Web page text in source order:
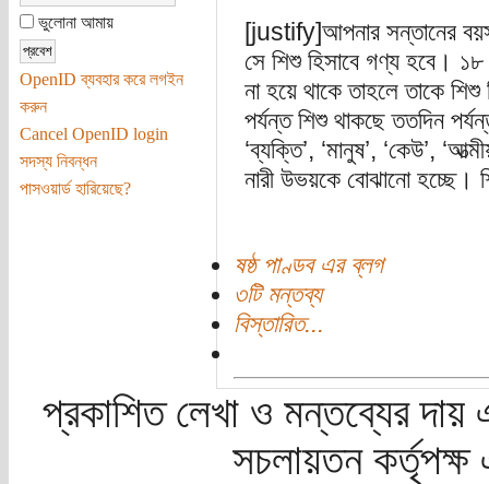
ভুলোনা আমায়
OpenID ব্যবহার করে লগইন
করুন
Cancel OpenID login
সদস্য নিবন্ধন
পাসওয়ার্ড হারিয়েছে?
[justify]আপনার সন্তানের
সে শিশু হিসাবে গণ্য হবে। ১৮
না হয়ে থাকে তাহলে তাকে
পর্যন্ত শিশু থাকছে ততদিন
‘ব্যক্তি’, ‘মানুষ’, ‘কেউ’,
নারী উভয়কে বোঝানো হচ্ছে।
ষষ্ঠ পাণ্ডব এর ব্লগ
৩টি মন্তব্য
বিস্তারিত...
প্রকাশিত লেখা ও মন্তব্যের দায়
সচলায়তন